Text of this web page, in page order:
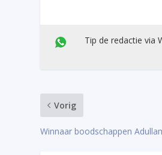
Tip de redactie via
Vorig
Winnaar boodschappen